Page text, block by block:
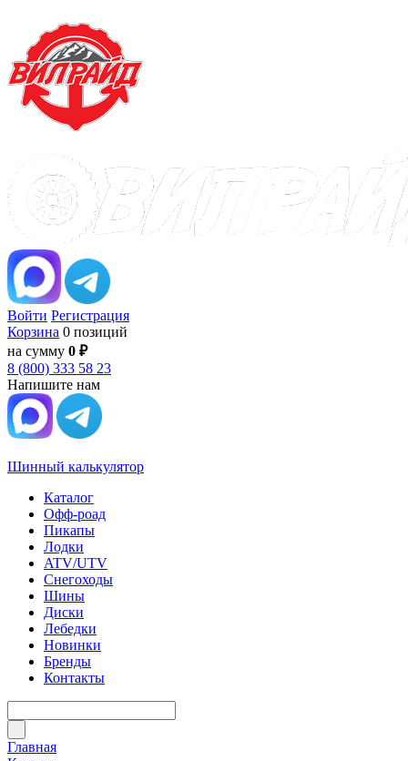
Войти Регистрация
Корзина 0 позиций
на сумму 0 ₽
8 (800) 333 58 23
Напишите нам
Шинный калькулятор
Каталог
Офф-роад
Пикапы
Лодки
ATV/UTV
Снегоходы
Шины
Диски
Лебедки
Новинки
Бренды
Контакты
Главная